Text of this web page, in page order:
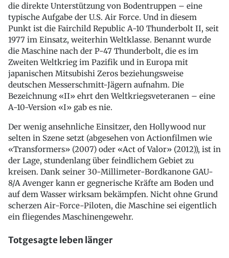
die direkte Unterstützung von Bodentruppen – eine
typische Aufgabe der U.S. Air Force. Und in diesem
Punkt ist die Fairchild Republic A-10 Thunderbolt II, seit
1977 im Einsatz, weiterhin Weltklasse. Benannt wurde
die Maschine nach der P-47 Thunderbolt, die es im
Zweiten Weltkrieg im Pazifik und in Europa mit
japanischen Mitsubishi Zeros beziehungsweise
deutschen Messerschmitt-Jägern aufnahm. Die
Bezeichnung «II» ehrt den Weltkriegsveteranen – eine
A-10-Version «I» gab es nie.
Der wenig ansehnliche Einsitzer, den Hollywood nur
selten in Szene setzt (abgesehen von Actionfilmen wie
«Transformers» (2007) oder «Act of Valor» (2012)), ist in
der Lage, stundenlang über feindlichem Gebiet zu
kreisen. Dank seiner 30-Millimeter-Bordkanone GAU-
8/A Avenger kann er gegnerische Kräfte am Boden und
auf dem Wasser wirksam bekämpfen. Nicht ohne Grund
scherzen Air-Force-Piloten, die Maschine sei eigentlich
ein fliegendes Maschinengewehr.
Totgesagte leben länger